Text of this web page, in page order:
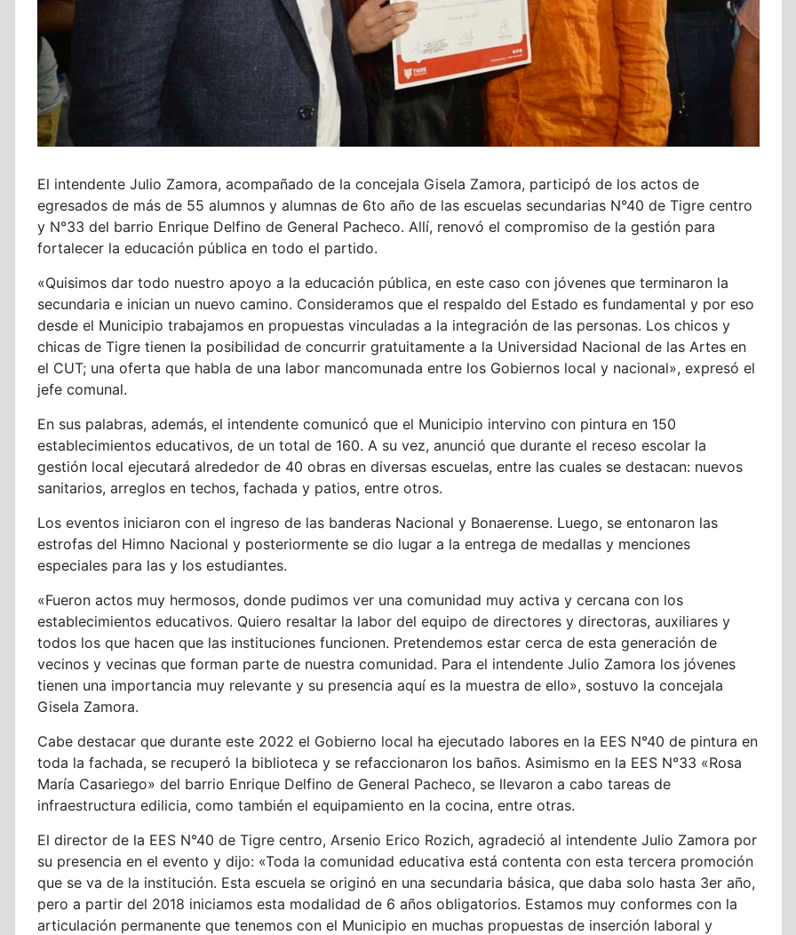
El intendente Julio Zamora, acompañado de la concejala Gisela Zamora, participó de los actos de
egresados de más de 55 alumnos y alumnas de 6to año de las escuelas secundarias N°40 de Tigre centro
y N°33 del barrio Enrique Delfino de General Pacheco. Allí, renovó el compromiso de la gestión para
fortalecer la educación pública en todo el partido.
«Quisimos dar todo nuestro apoyo a la educación pública, en este caso con jóvenes que terminaron la
secundaria e inician un nuevo camino. Consideramos que el respaldo del Estado es fundamental y por eso
desde el Municipio trabajamos en propuestas vinculadas a la integración de las personas. Los chicos y
chicas de Tigre tienen la posibilidad de concurrir gratuitamente a la Universidad Nacional de las Artes en
el CUT; una oferta que habla de una labor mancomunada entre los Gobiernos local y nacional», expresó el
jefe comunal.
En sus palabras, además, el intendente comunicó que el Municipio intervino con pintura en 150
establecimientos educativos, de un total de 160. A su vez, anunció que durante el receso escolar la
gestión local ejecutará alrededor de 40 obras en diversas escuelas, entre las cuales se destacan: nuevos
sanitarios, arreglos en techos, fachada y patios, entre otros.
Los eventos iniciaron con el ingreso de las banderas Nacional y Bonaerense. Luego, se entonaron las
estrofas del Himno Nacional y posteriormente se dio lugar a la entrega de medallas y menciones
especiales para las y los estudiantes.
«Fueron actos muy hermosos, donde pudimos ver una comunidad muy activa y cercana con los
establecimientos educativos. Quiero resaltar la labor del equipo de directores y directoras, auxiliares y
todos los que hacen que las instituciones funcionen. Pretendemos estar cerca de esta generación de
vecinos y vecinas que forman parte de nuestra comunidad. Para el intendente Julio Zamora los jóvenes
tienen una importancia muy relevante y su presencia aquí es la muestra de ello», sostuvo la concejala
Gisela Zamora.
Cabe destacar que durante este 2022 el Gobierno local ha ejecutado labores en la EES N°40 de pintura en
toda la fachada, se recuperó la biblioteca y se refaccionaron los baños. Asimismo en la EES N°33 «Rosa
María Casariego» del barrio Enrique Delfino de General Pacheco, se llevaron a cabo tareas de
infraestructura edilicia, como también el equipamiento en la cocina, entre otras.
El director de la EES N°40 de Tigre centro, Arsenio Erico Rozich, agradeció al intendente Julio Zamora por
su presencia en el evento y dijo: «Toda la comunidad educativa está contenta con esta tercera promoción
que se va de la institución. Esta escuela se originó en una secundaria básica, que daba solo hasta 3er año,
pero a partir del 2018 iniciamos esta modalidad de 6 años obligatorios. Estamos muy conformes con la
articulación permanente que tenemos con el Municipio en muchas propuestas de inserción laboral y